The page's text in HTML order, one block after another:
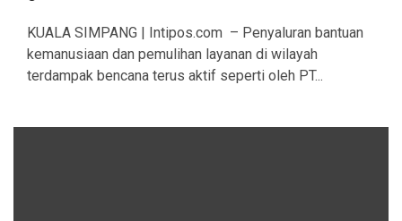
KUALA SIMPANG | Intipos.com – Penyaluran bantuan
kemanusiaan dan pemulihan layanan di wilayah
terdampak bencana terus aktif seperti oleh PT...